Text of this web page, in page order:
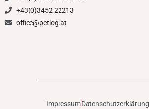
+43(0)3452 22213
office@petlog.at
ImpressumDatenschutzerklärung